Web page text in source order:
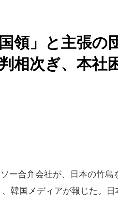
国領」と主張
相次ぎ、本社
ー合弁会社が、日本の竹島
韓国メディアが報じた。